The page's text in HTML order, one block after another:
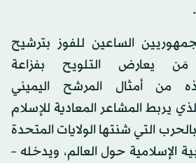
الساعين للفوز بترشيح
مَن يعارض التلويح بفزاعة
من أمثال المرشح اليميني
يربط المشاعر المعادية للإسلام
التي شنتها الولايات المتحدة
الإسلامية حول العالم، ويدخله –